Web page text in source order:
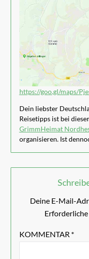
https://goo.gl/maps/
Dein liebster
Reisetipps ist bei
GrimmHeimat
organisieren. Ist
Deine E-Mail-
KOMMENTAR *